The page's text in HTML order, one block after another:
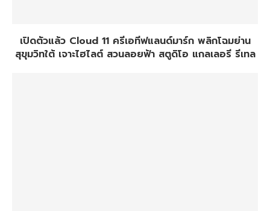
เปิดตัวแล้ว Cloud 11 ครีเอทีฟแลนด์มาร์ก พลิกโฉมย่าน
สุขุมวิทใต้ เจาะไฮไลต์ สวนลอยฟ้า สตูดิโอ แกลเลอรี รีเทล